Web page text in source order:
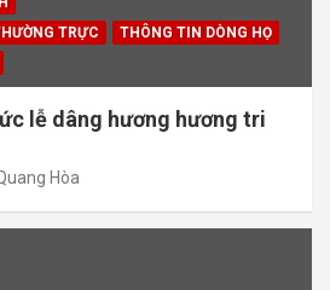
TRỰC
THÔNG TIN DÒNG HỌ
lễ dâng hương hương tri
Hòa